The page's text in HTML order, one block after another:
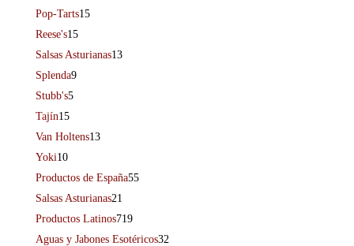
Pop-Tarts15
Reese's15
Salsas Asturianas13
Splenda9
Stubb's5
Tajín15
Van Holtens13
Yoki10
Productos de España55
Salsas Asturianas21
Productos Latinos719
Aguas y Jabones Esotéricos32